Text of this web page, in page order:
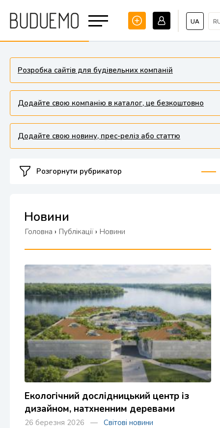
UA
Розробка сайтів для будівельних компаній
Додайте свою компанію в каталог, це безкоштовно
Додайте свою новину, прес-реліз або статтю
Розгорнути рубрикатор
Новини
Головна › Публікації › Новини
Екологічний дослідницький центр із
дизайном, натхненним деревами
26 березня 2026 — Світові новини